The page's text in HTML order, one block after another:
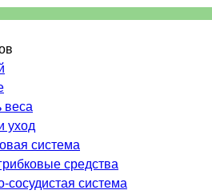
веса
уход
система
средства
сосудистая система